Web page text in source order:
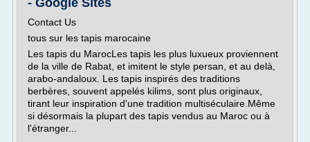
- Google Sites
Contact Us
tous sur les tapis marocaine
Les tapis du MarocLes tapis les plus luxueux proviennent
de la ville de Rabat, et imitent le style persan, et au delà,
arabo-andaloux. Les tapis inspirés des traditions
berbères, souvent appelés kilims, sont plus originaux,
tirant leur inspiration d'une tradition multiséculaire.Même
si désormais la plupart des tapis vendus au Maroc ou à
l'étranger...